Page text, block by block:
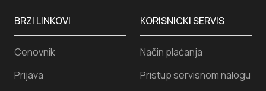
KORISNICKI SERVIS
Način plaćanja
Pristup servisnom nalogu
BRZI LINKOVI
Cenovnik
Prijava